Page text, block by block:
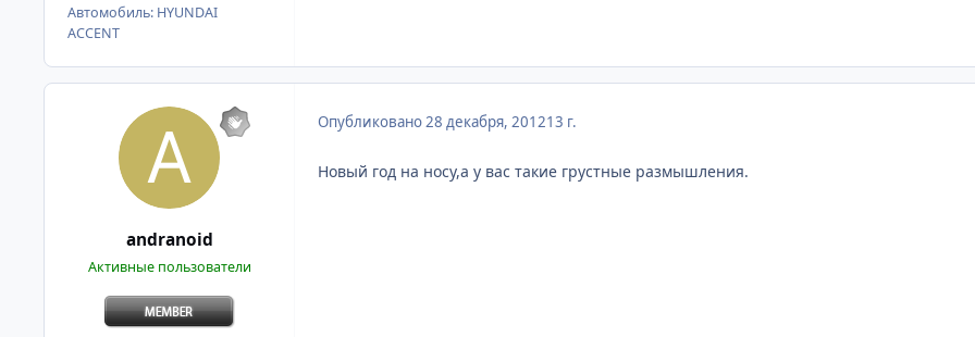
Автомобиль: HYUNDAI
ACCENT
andranoid
Активные пользователи
Опубликовано28 декабря, 201213 г.
Новый год на носу,а у вас такие грустные размышления.